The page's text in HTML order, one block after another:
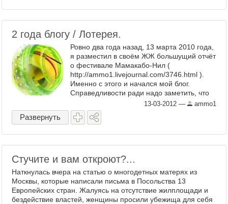
2 года блогу / Лотерея.
Ровно два года назад, 13 марта 2010 года,
я разместил в своём ЖЖ большущий отчёт
о фестивале Мамакабо-Нил (
http://ammo1.livejournal.com/3746.html ).
Именно с этого и начался мой блог.
Справедливости ради надо заметить, что
первая запись в блоге датируется
6.2.2008, но в ...
13-03-2012 — ammo1
Развернуть
Стучите и вам откроют?...
Наткнулась вчера на статью о многодетных матерях из
Москвы, которые написали письма в Посольства 13
Европейских стран. Жалуясь на отсутствие жилплощади и
бездействие властей, женщины просили убежища для себя